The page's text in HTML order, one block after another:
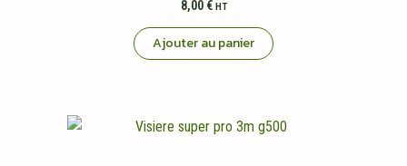
8,00 € HT
Ajouter au panier